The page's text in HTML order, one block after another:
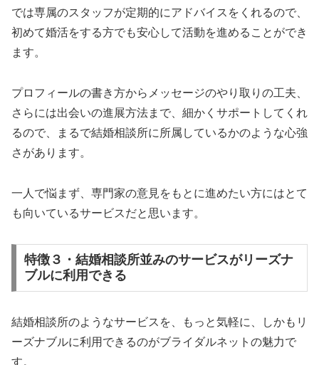
では専属のスタッフが定期的にアドバイスをくれるので、
初めて婚活をする方でも安心して活動を進めることができ
ます。
プロフィールの書き方からメッセージのやり取りの工夫、
さらには出会いの進展方法まで、細かくサポートしてくれ
るので、まるで結婚相談所に所属しているかのような心強
さがあります。
一人で悩まず、専門家の意見をもとに進めたい方にはとて
も向いているサービスだと思います。
特徴３・結婚相談所並みのサービスがリーズナ
ブルに利用できる
結婚相談所のようなサービスを、もっと気軽に、しかもリ
ーズナブルに利用できるのがブライダルネットの魅力で
す。